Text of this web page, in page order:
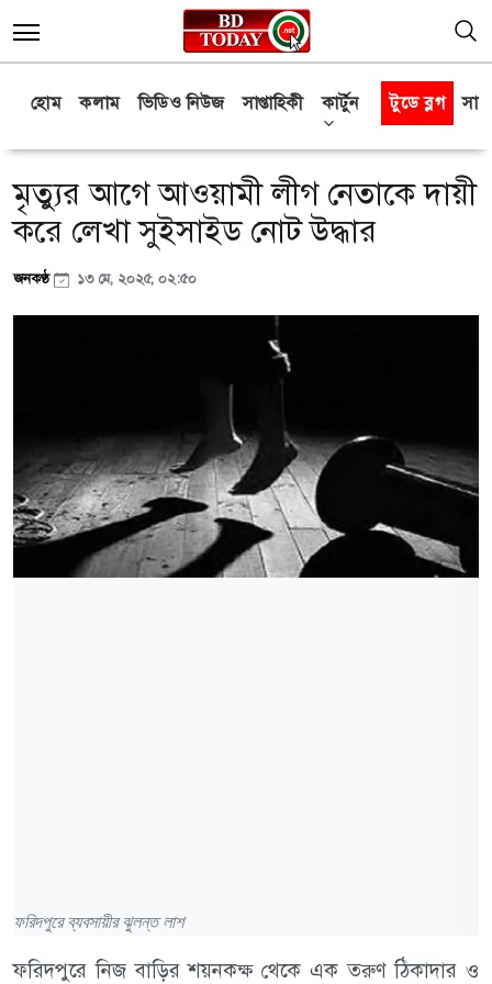
হোম কলাম ভিডিও নিউজ সাপ্তাহিকী কার্টুন টুডে ব্লগ
মৃত্যুর আগে আওয়ামী লীগ নেতাকে দায়ী
করে লেখা সুইসাইড নোট উদ্ধার
জনকণ্ঠ ১৩ মে, ২০২৫, ০২:৫০
ফরিদপুরে ব্যবসায়ীর ঝুলন্ত লাশ
ফরিদপুরে নিজ বাড়ির শয়নকক্ষ থেকে এক তরুণ ঠিকাদার ও